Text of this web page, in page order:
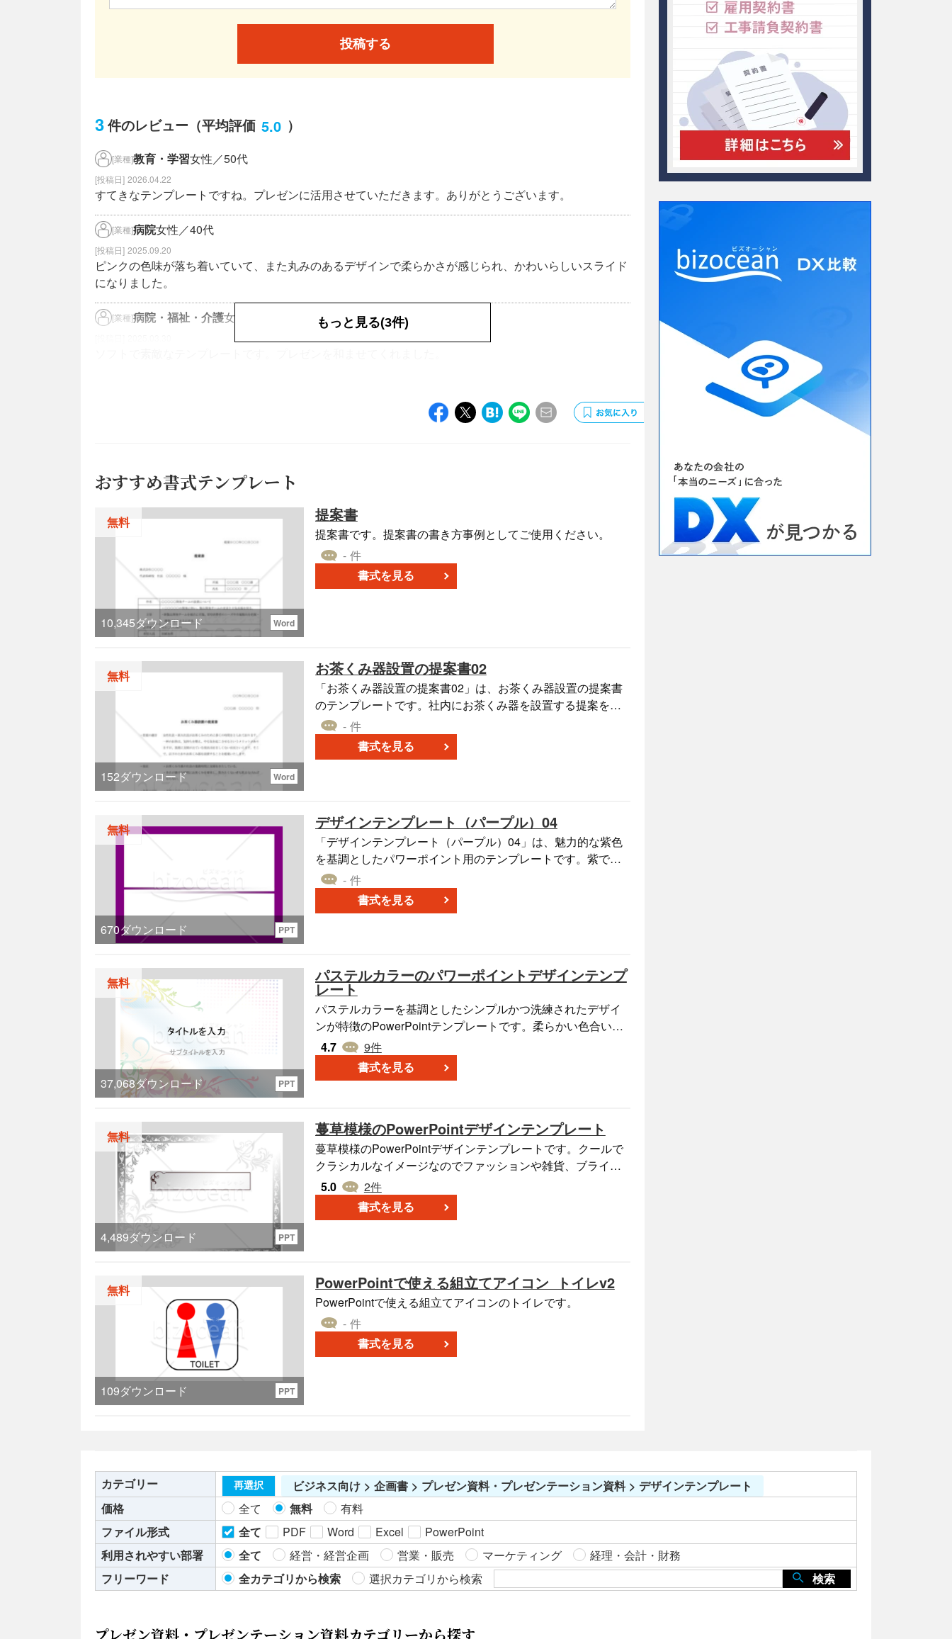
投稿する
3件のレビュー （平均評価 5.0 ）
[業種]教育・学習女性／50代
2026.04.22
すてきなテンプレートですね。プレゼンに活用させていただきます。ありがとうございます。
[業種]病院女性／40代
2025.09.20
ピンクの色味が落ち着いていて、また丸みのあるデザインで柔らかさが感じられ、かわいらしいスライド
になりました。
[業種]病院・福祉・介護女性／70代 もっと見る(3件)
おすすめ書式テンプレート
無料
10,345ダウンロード Word
提案書
提案書です。提案書の書き方事例としてご使用ください。
- 件
書式を見る
無料
152ダウンロード Word
お茶くみ器設置の提案書02
「お茶くみ器設置の提案書02」は、お茶くみ器設置の提案書
のテンプレートです。社内にお茶くみ器を設置する提案をす
る際の書式事例としてご使用ください。この提案書を通じ
て、職場環境の向上と効率の向上を提案できます。 社内での
お茶くみ器設置の計画と実施の際にどうぞご活用ください。
- 件
書式を見る
無料
670ダウンロード PPT
デザインテンプレート（パープル）04
「デザインテンプレート（パープル）04」は、魅力的な紫色
を基調としたパワーポイント用のテンプレートです。紫で彩
られた周囲の表紙と、紫陽花をイメージしたコンテンツ部分
で構成され、さらに2シート分のデザインテンプレートも含ま
れています。このテンプレートは無料でダウンロードできま
- 件
書式を見る
無料
37,068ダウンロード PPT
パステルカラーのパワーポイントデザインテンプ
レート
パステルカラーを基調としたシンプルかつ洗練されたデザイ
ンが特徴のPowerPointテンプレートです。柔らかい色合いが
視覚的に心地よく、プレゼンテーションの内容を引き立てま
す。表紙1枚と内容ページ1枚から成り立っており、ネイルサ
ロンや美容室、ビジネスや教育、イベント企画など、様々な
や提案書、プロジェクト報告書の作成に最適です。 ＜教育資
料の作成＞ 授業やセミナーのスライドを作成し、学びの場を
視覚的に魅力的にします。 ＜イベント案内＞ 柔らかい色合い
を活用して、イベント企画や紹介資料を作成する場面で使用
します。 ■テンプレートの特徴 ＜パステルカラーの配色＞ 柔
らかい色調で、視覚的なインパクトと調和を両立。 ＜構造的
成・利用時のポイント ＜配色の一貫性を保つ＞ スライド全体
で色合いを統一し、プレゼンテーションのデザインを洗練さ
れた印象に。 ＜フォント選びに配慮＞ シンプルで読みやすい
フォントを使用し、メッセージを明確に伝える。 ＜余白を活
用＞ スライド内の情報が見やすくなるように、余白を適度に
4.7 9件
書式を見る
無料
4,489ダウンロード PPT
蔓草模様のPowerPointデザインテンプレート
蔓草模様のPowerPointデザインテンプレートです。クールで
クラシカルなイメージなのでファッションや雑貨、ブライダ
ル関係などの場面では重宝します。PowerPoint を使えば、文
字や写真、イラスト、図形、表、グラフ、動画などを盛り込
んだ資料を作成できます。プレゼンテーション、企画書、ス
5.0 2件
書式を見る
無料
109ダウンロード PPT
PowerPointで使える組立てアイコン_トイレv2
PowerPointで使える組立てアイコンのトイレです。
- 件
書式を見る
カテゴリー 再選択
ビジネス向け > 企画書 > プレゼン資料・プレゼンテーション資料 > デザインテンプレート
価格
全て 無料
有料
ファイル形式
全て PDF Word Excel
PowerPoint
利用されやすい部署
全て 経営・経営企画 営業・販売 マーケティング
経理・会計・財務
フリーワード
全カテゴリから検索 選択カテゴリから検索 検索
プレゼン資料・プレゼンテーション資料カテゴリーから探す